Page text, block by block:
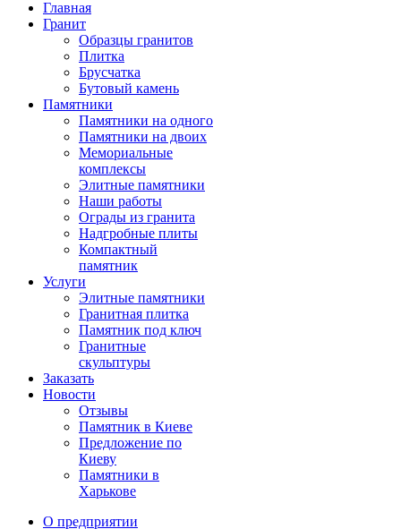
Главная
Гранит
Образцы гранитов
Плитка
Брусчатка
Бутовый камень
Памятники
Памятники на одного
Памятники на двоих
Мемориальные
комплексы
Элитные памятники
Наши работы
Ограды из гранита
Надгробные плиты
Компактный
памятник
Услуги
Элитные памятники
Гранитная плитка
Памятник под ключ
Гранитные
скульптуры
Заказать
Новости
Отзывы
Памятник в Киеве
Предложение по
Киеву
Памятники в
Харькове
О предприятии